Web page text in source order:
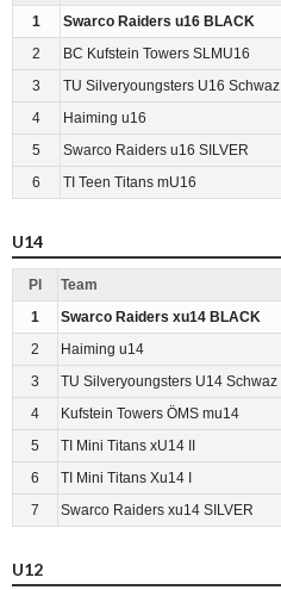
1
Swarco Raiders u16 BLACK
2
BC Kufstein Towers SLMU16
3
TU Silveryoungsters U16 Schwaz
4
Haiming u16
5
Swarco Raiders u16 SILVER
6
TI Teen Titans mU16
U14
Pl Team
1
Swarco Raiders xu14 BLACK
2
Haiming u14
3
TU Silveryoungsters U14 Schwaz
4
Kufstein Towers ÖMS mu14
5
TI Mini Titans xU14 II
6
TI Mini Titans Xu14 I
7
Swarco Raiders xu14 SILVER
U12